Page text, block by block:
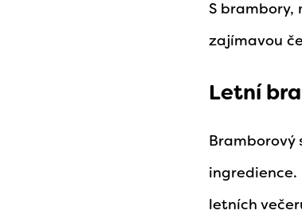
S brambory,
zajímavou
Letní
Bramborový
ingredience.
letních